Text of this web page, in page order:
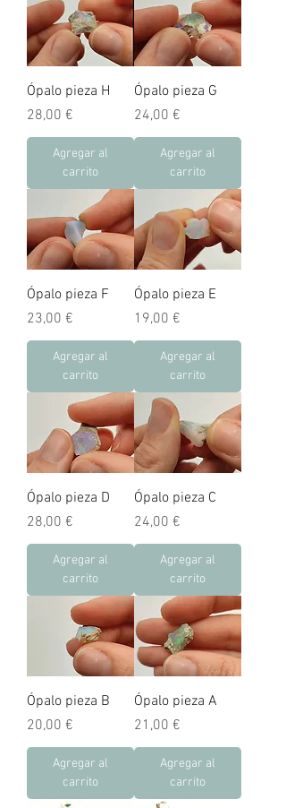
Ópalo pieza H
Precio
28,00 €
Agregar al
carrito
Ópalo pieza G
Precio
24,00 €
Agregar al
carrito
Ópalo pieza F
Precio
23,00 €
Agregar al
carrito
Ópalo pieza E
Precio
19,00 €
Agregar al
carrito
Ópalo pieza D
Precio
28,00 €
Agregar al
carrito
Ópalo pieza C
Precio
24,00 €
Agregar al
carrito
Ópalo pieza B
Precio
20,00 €
Agregar al
carrito
Ópalo pieza A
Precio
21,00 €
Agregar al
carrito